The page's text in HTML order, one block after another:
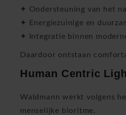
✦ Ondersteuning van het
✦ Energiezuinige en
✦ Integratie binnen
Daardoor ontstaan
Human Centric
Waldmann werkt volgens
menselijke bioritme.